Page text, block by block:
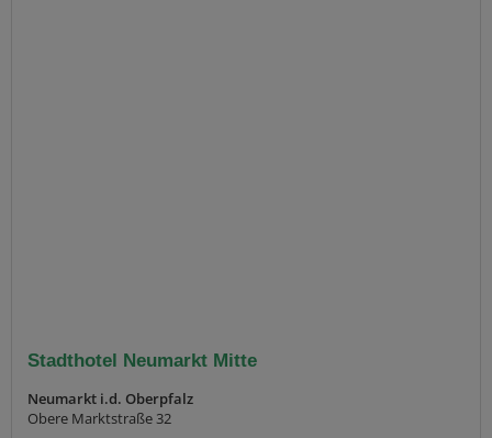
Stadthotel Neumarkt Mitte
Neumarkt i.d. Oberpfalz
Obere Marktstraße 32